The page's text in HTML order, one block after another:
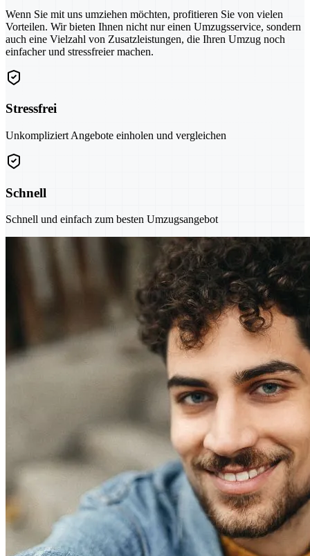
Wenn Sie mit uns umziehen möchten, profitieren Sie von vielen
Vorteilen. Wir bieten Ihnen nicht nur einen Umzugsservice, sondern
auch eine Vielzahl von Zusatzleistungen, die Ihren Umzug noch
einfacher und stressfreier machen.
Stressfrei
Unkompliziert Angebote einholen und vergleichen
Schnell
Schnell und einfach zum besten Umzugsangebot